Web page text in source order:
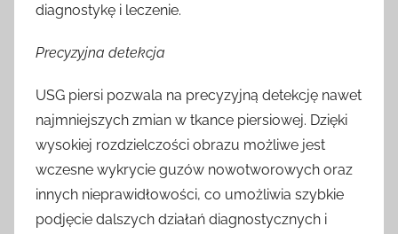
diagnostykę i leczenie.
Precyzyjna detekcja
USG piersi pozwala na precyzyjną detekcję nawet
najmniejszych zmian w tkance piersiowej. Dzięki
wysokiej rozdzielczości obrazu możliwe jest
wczesne wykrycie guzów nowotworowych oraz
innych nieprawidłowości, co umożliwia szybkie
podjęcie dalszych działań diagnostycznych i